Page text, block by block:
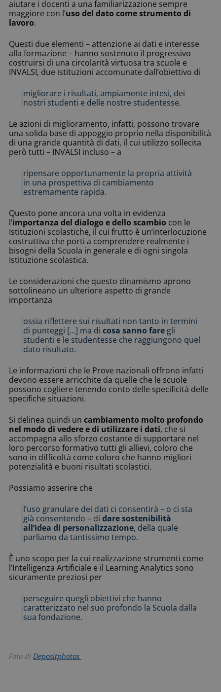
aiutare i docenti a una familiarizzazione sempre
maggiore con l’uso del dato come strumento di
lavoro.
Questi due elementi – attenzione ai dati e interesse
alla formazione – hanno sostenuto il progressivo
costruirsi di una circolarità virtuosa tra scuole e
INVALSI, due istituzioni accomunate dall’obiettivo di
migliorare i risultati, ampiamente intesi, dei
nostri studenti e delle nostre studentesse.
Le azioni di miglioramento, infatti, possono trovare
una solida base di appoggio proprio nella disponibilità
di una grande quantità di dati, il cui utilizzo sollecita
però tutti – INVALSI incluso – a
ripensare opportunamente la propria attività
in una prospettiva di cambiamento
estremamente rapida.
Questo pone ancora una volta in evidenza
l’importanza del dialogo e dello scambio con le
Istituzioni scolastiche, il cui frutto è un’interlocuzione
costruttiva che porti a comprendere realmente i
bisogni della Scuola in generale e di ogni singola
Istituzione scolastica.
Le considerazioni che questo dinamismo aprono
sottolineano un ulteriore aspetto di grande
importanza
ossia riflettere sui risultati non tanto in termini
di punteggi […] ma di cosa sanno fare gli
studenti e le studentesse che raggiungono quel
dato risultato.
Le informazioni che le Prove nazionali offrono infatti
devono essere arricchite da quelle che le scuole
possono cogliere tenendo conto delle specificità delle
specifiche situazioni.
Si delinea quindi un cambiamento molto profondo
nel modo di vedere e di utilizzare i dati, che si
accompagna allo sforzo costante di supportare nel
loro percorso formativo tutti gli allievi, coloro che
sono in difficoltà come coloro che hanno migliori
potenzialità e buoni risultati scolastici.
Possiamo asserire che
l’uso granulare dei dati ci consentirà – o ci sta
già consentendo – di dare sostenibilità
all’idea di personalizzazione, della quale
parliamo da tantissimo tempo.
È uno scopo per la cui realizzazione strumenti come
l’Intelligenza Artificiale e il Learning Analytics sono
sicuramente preziosi per
perseguire quegli obiettivi che hanno
caratterizzato nel suo profondo la Scuola dalla
sua fondazione.
Foto di Depositphotos